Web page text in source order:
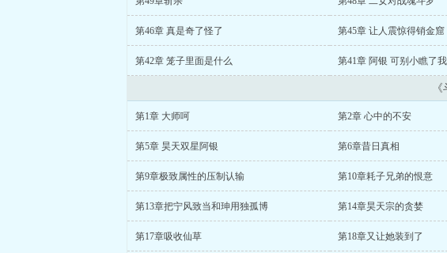
第46章 真是奇了怪了 第45章 让人震惊得销金窟
第42章 笼子里面是什么 第41章 阿银 可别小瞧了我
第1章 大师呵 第2章 心中的不安
第5章 昊天双星阿银 第6章昔日真相
第9章极致属性的压制认输 第10章耗子兄弟的恨意
第13章把宁风致当和珅用独孤博 第14章昊天宗的贪婪
第17章吸收仙草 第18章又让她装到了